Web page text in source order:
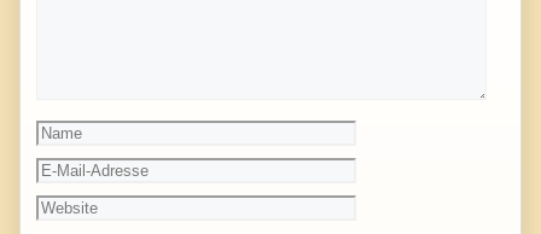
Name
E-
Mail-
Website